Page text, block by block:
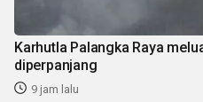
Karhutla Palangka Raya
diperpanjang
9 jam lalu